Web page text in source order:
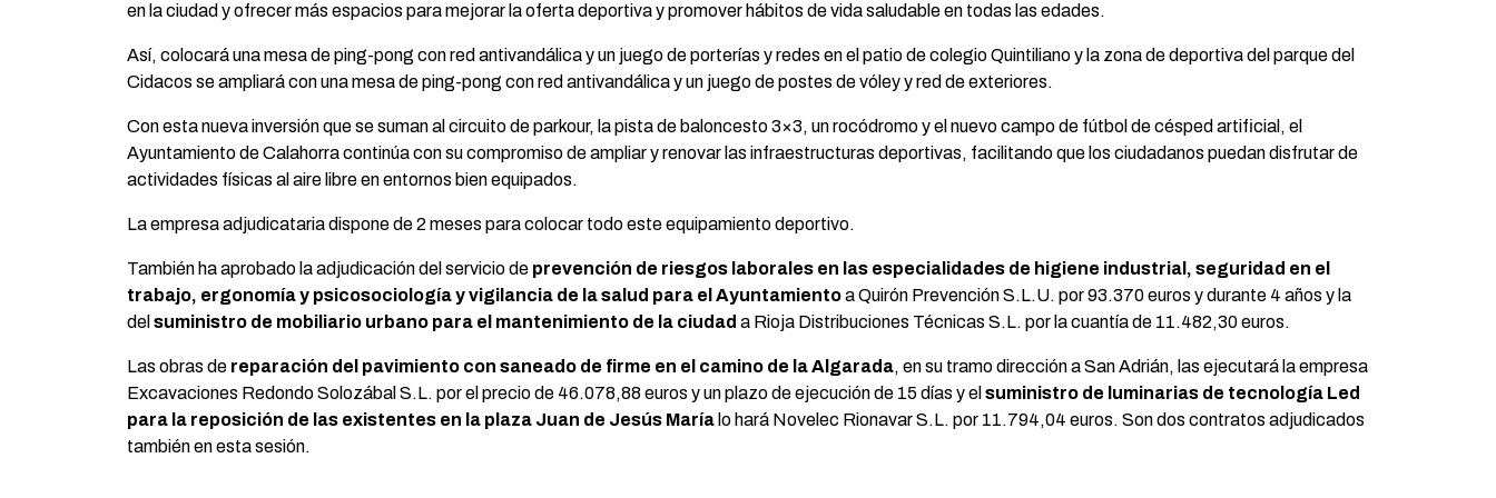
en la ciudad y ofrecer más espacios para mejorar la oferta deportiva y promover hábitos de vida saludable en todas las edades.
Así, colocará una mesa de ping-pong con red antivandálica y un juego de porterías y redes en el patio de colegio Quintiliano y la zona de deportiva del parque del
Cidacos se ampliará con una mesa de ping-pong con red antivandálica y un juego de postes de vóley y red de exteriores.
Con esta nueva inversión que se suman al circuito de parkour, la pista de baloncesto 3×3, un rocódromo y el nuevo campo de fútbol de césped artificial, el
Ayuntamiento de Calahorra continúa con su compromiso de ampliar y renovar las infraestructuras deportivas, facilitando que los ciudadanos puedan disfrutar de
actividades físicas al aire libre en entornos bien equipados.
La empresa adjudicataria dispone de 2 meses para colocar todo este equipamiento deportivo.
También ha aprobado la adjudicación del servicio de prevención de riesgos laborales en las especialidades de higiene industrial, seguridad en el
trabajo, ergonomía y psicosociología y vigilancia de la salud para el Ayuntamientoa Quirón Prevención S.L.U. por 93.370 euros y durante 4 años y la
del suministro de mobiliario urbano para el mantenimiento de la ciudad a Rioja Distribuciones Técnicas S.L. por la cuantía de 11.482,30 euros.
Las obras de reparación del pavimiento con saneado de firme en el camino de la Algarada, en su tramo dirección a San Adrián, las ejecutará la empresa
Excavaciones Redondo Solozábal S.L. por el precio de 46.078,88 euros y un plazo de ejecución de 15 días y el suministro de luminarias de tecnología Led
para la reposición de las existentes en la plaza Juan de Jesús María lo hará Novelec Rionavar S.L. por 11.794,04 euros. Son dos contratos adjudicados
también en esta sesión.